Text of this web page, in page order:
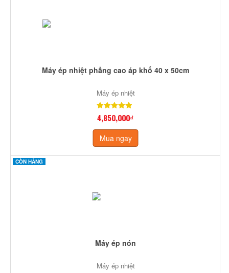
Máy ép nhiệt phẳng cao áp khố 40 x 50cm
Máy ép nhiệt
4,850,000₫
Mua ngay
CÒN HÀNG
Máy ép nón
Máy ép nhiệt